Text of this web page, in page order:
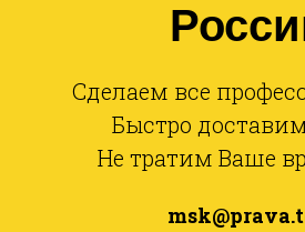
Сделаем все
Быстро
Не тратим Ваше